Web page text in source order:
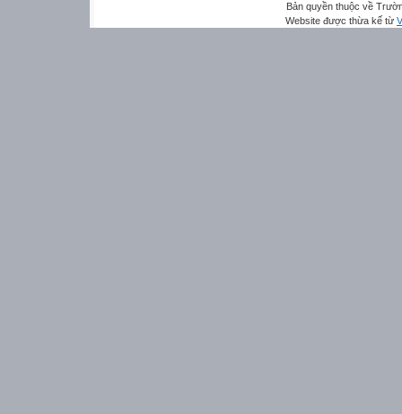
Bản quyền thuộc về
Website được thừa kế từ